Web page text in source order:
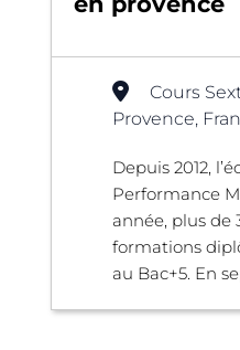
Cours
Provence,
Depuis 2012,
Performance
année, plus de
formations
au Bac+5. En